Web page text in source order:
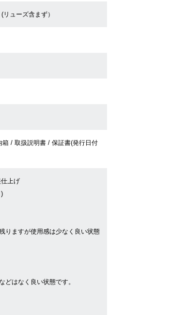
ューズ含まず）
箱 / 取扱説明書 / 保証書(発行日付
上げ
りますが使用感は少なく良い状態
どはなく良い状態です。